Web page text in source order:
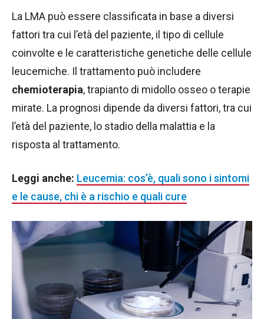
La LMA può essere classificata in base a diversi
fattori tra cui l’età del paziente, il tipo di cellule
coinvolte e le caratteristiche genetiche delle cellule
leucemiche. Il trattamento può includere
chemioterapia, trapianto di midollo osseo o terapie
mirate. La prognosi dipende da diversi fattori, tra cui
l’età del paziente, lo stadio della malattia e la
risposta al trattamento.
Leggi anche: Leucemia: cos’è, quali sono i sintomi
e le cause, chi è a rischio e quali cure